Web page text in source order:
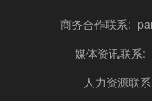
商务合作联系:
媒体资讯联系:
人力资源联